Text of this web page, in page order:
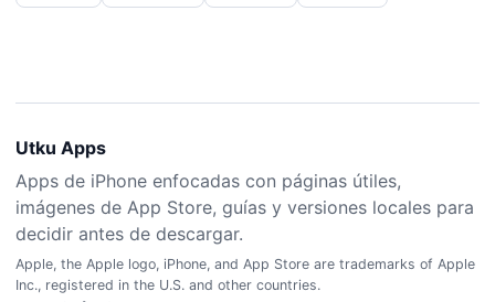
Utku Apps
Apps de iPhone enfocadas con páginas útiles,
imágenes de App Store, guías y versiones locales para
decidir antes de descargar.
Apple, the Apple logo, iPhone, and App Store are trademarks of Apple
Inc., registered in the U.S. and other countries.